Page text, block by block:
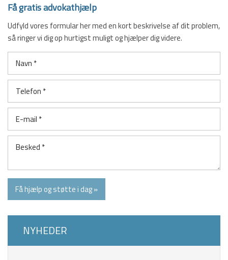
Få gratis advokathjælp
Udfyld vores formular her med en kort beskrivelse af dit problem,
så ringer vi dig op hurtigst muligt og hjælper dig videre.​
​NYHEDER